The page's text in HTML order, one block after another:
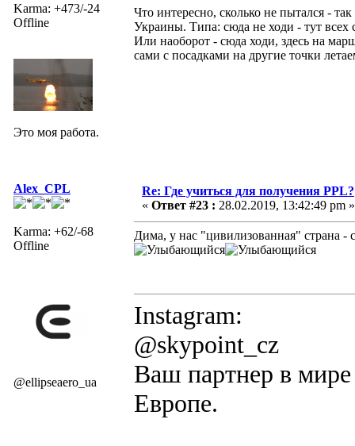
Karma: +473/-24
Offline
Это моя работа.
Что интересно, сколько не пытался -
Украины. Типа: сюда не ходи - тут всех
Или наоборот - сюда ходи, здесь на
сами с посадками на другие точки
Alex_CPL
Karma: +62/-68
Offline
@ellipseaero_ua
Re: Где учиться для получения PPL?
« Ответ #23 : 28.02.2019, 13:42:49 pm »
Дима, у нас "цивилизованная" страна -
Instagram:
@skypoint_cz
Ваш партнер в
Европе.